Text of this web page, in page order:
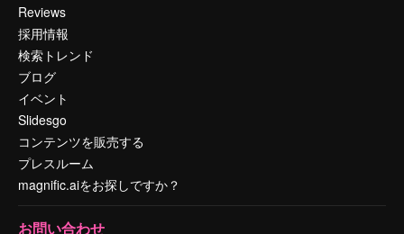
Reviews
採用情報
検索トレンド
ブログ
イベント
Slidesgo
コンテンツを販売する
プレスルーム
magnific.aiをお探しですか？
お問い合わせ